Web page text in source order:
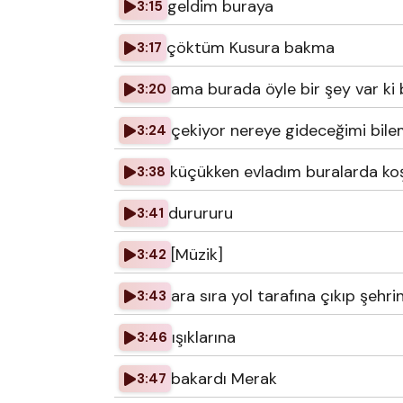
3:15 geldim buraya
3:17 çöktüm Kusura bakma
3:20 ama burada öyle bir şey var ki
3:24 çekiyor nereye gideceğimi
3:38 küçükken evladım buralarda
3:41 durururu
3:42 [Müzik]
3:43 ara sıra yol tarafına çıkıp şehrin
3:46 ışıklarına
3:47 bakardı Merak